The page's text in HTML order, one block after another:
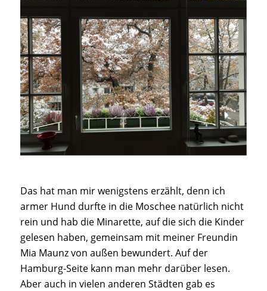
Das hat man mir wenigstens erzählt, denn ich
armer Hund durfte in die Moschee natürlich nicht
rein und hab die Minarette, auf die sich die Kinder
gelesen haben, gemeinsam mit meiner Freundin
Mia Maunz von außen bewundert. Auf der
Hamburg-Seite kann man mehr darüber lesen.
Aber auch in vielen anderen Städten gab es